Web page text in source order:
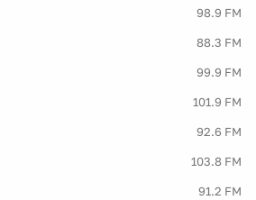
98.9 FM
88.3 FM
99.9 FM
101.9 FM
92.6 FM
103.8 FM
91.2 FM